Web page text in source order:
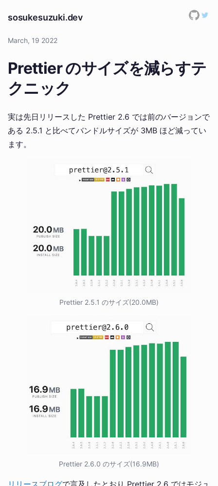
sosukesuzuki.dev
March, 19 2022
Prettier のサイズを減らすテ
クニック
実は先日リリースした Prettier 2.6 では前のバージョンで
ある 2.5.1 と比べてバンドルサイズが 3MB ほど減ってい
ます。
Prettier 2.5.1 のサイズ(20.0MB)
Prettier 2.6.0 のサイズ(16.9MB)